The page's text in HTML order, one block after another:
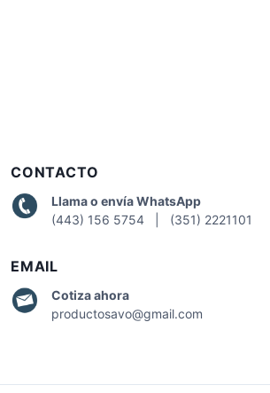
CONTACTO
Llama o envía WhatsApp
(443) 156 5754 | (351) 2221101
EMAIL
Cotizaahora
productosavo@gmail.com